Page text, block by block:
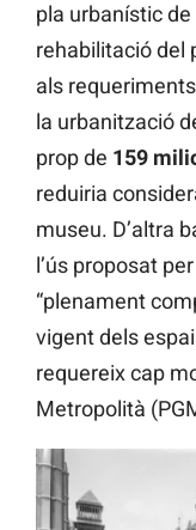
pla urbanístic de
rehabilitació del
als
la urbanització
prop de 159
reduiria
museu. D’altra
l’ús proposat
“plenament
vigent dels
requereix cap
Metropolità